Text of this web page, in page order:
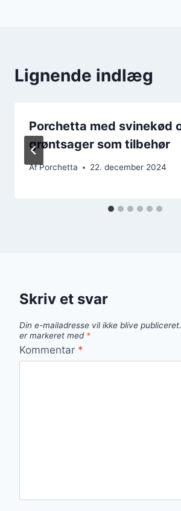
Lignende indlæg
Porchetta med svinekød
grøntsager som tilbehør
AfPorchetta 22. december 2024
Skriv et svar
Din e-mailadresse vil ikke blive publiceret.
er markeret med *
Kommentar *